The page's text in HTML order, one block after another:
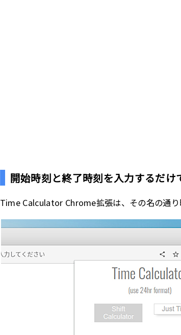
開始時刻と終了時刻を入力するだけ
Time Calculator Chrome拡張は、その名の通り